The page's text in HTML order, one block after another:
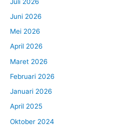
Juni 2026
Mei 2026
April 2026
Maret 2026
Februari 2026
Januari 2026
April 2025
Oktober 2024